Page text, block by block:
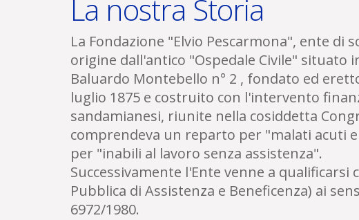
La nostra Storia
La Fondazione "Elvio Pescarmona", ente di
origine dall'antico "Ospedale Civile" situato
Baluardo Montebello n° 2 , fondato ed
luglio 1875 e costruito con l'intervento
sandamianesi, riunite nella cosiddetta
comprendeva un reparto per "malati acuti
per "inabili al lavoro senza assistenza".
Successivamente l'Ente venne a qualificarsi
Pubblica di Assistenza e Beneficenza) ai
6972/1980.